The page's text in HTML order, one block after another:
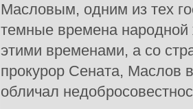
Масловым, одним из тех
темные времена народной
этими временами, а со
прокурор Сената, Маслов
обличал